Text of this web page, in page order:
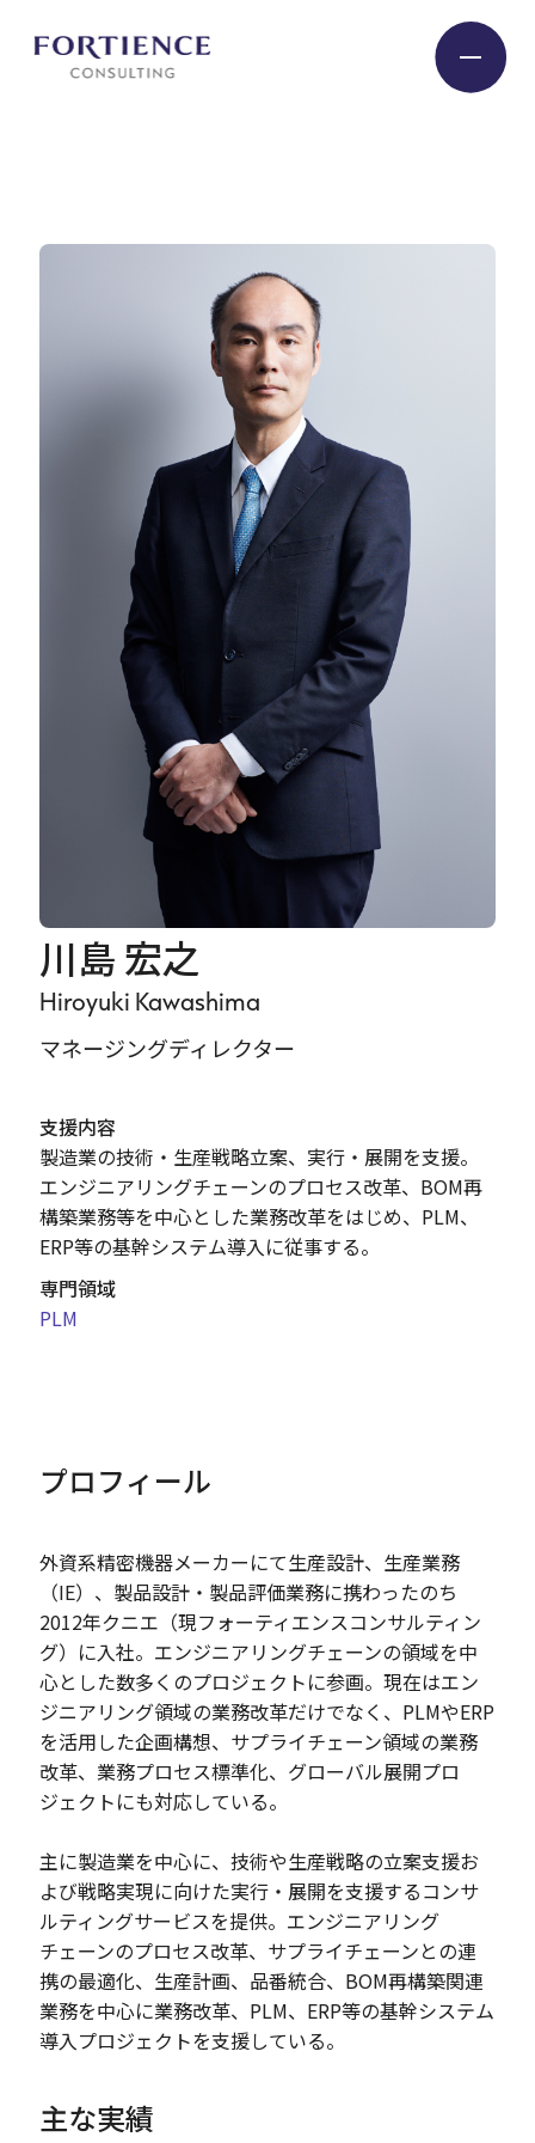
Company
Careers
EN
JP
サイト内検索
Contact
川島 宏之
Hiroyuki Kawashima
マネージングディレクター
支援内容
製造業の技術・生産戦略立案、実行・展開を支援。
エンジニアリングチェーンのプロセス改革、BOM再
構築業務等を中心とした業務改革をはじめ、PLM、
ERP等の基幹システム導入に従事する。
専門領域
PLM
プロフィール
外資系精密機器メーカーにて生産設計、生産業務
（IE）、製品設計・製品評価業務に携わったのち
2012年クニエ（現フォーティエンスコンサルティン
グ）に入社。エンジニアリングチェーンの領域を中
心とした数多くのプロジェクトに参画。現在はエン
ジニアリング領域の業務改革だけでなく、PLMやERP
を活用した企画構想、サプライチェーン領域の業務
改革、業務プロセス標準化、グローバル展開プロ
ジェクトにも対応している。
主に製造業を中心に、技術や生産戦略の立案支援お
よび戦略実現に向けた実行・展開を支援するコンサ
ルティングサービスを提供。エンジニアリング
チェーンのプロセス改革、サプライチェーンとの連
携の最適化、生産計画、品番統合、BOM再構築関連
業務を中心に業務改革、PLM、ERP等の基幹システム
導入プロジェクトを支援している。
主な実績